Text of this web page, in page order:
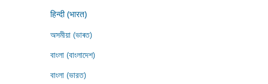
हिन्दी (भारत)
অসমীয়া (ভাৰত)
বাংলা (বাংলাদেশ)
বাংলা (ভারত)